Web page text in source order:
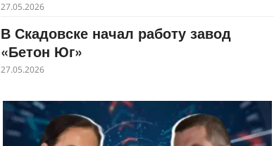
27.05.2026
В Скадовске начал работу завод
«Бетон Юг»
27.05.2026